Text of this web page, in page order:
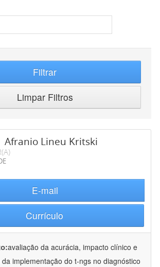
Filtrar
Limpar Filtros
Afranio Lineu Kritski
E-mail
Currículo
avaliação da acurácia, impacto clínico e
implementação do t-ngs no diagnóstico